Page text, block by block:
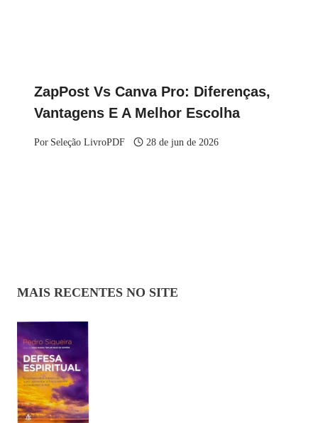
ZapPost Vs Canva Pro: Diferenças,
Vantagens E A Melhor Escolha
Por Seleção LivroPDF 28 de jun de 2026
MAIS RECENTES NO SITE